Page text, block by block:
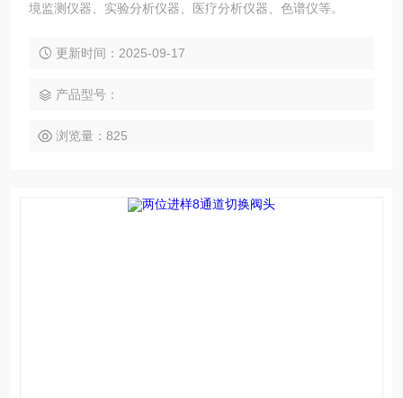
境监测仪器、实验分析仪器、医疗分析仪器、色谱仪等。
更新时间：2025-09-17
产品型号：
浏览量：825